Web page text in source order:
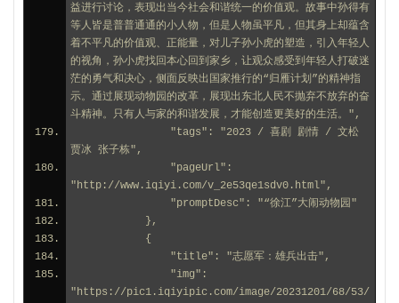
益进行讨论，表现出当今社会和谐统一的价值观。故事中孙得有
等人皆是普普通通的小人物，但是人物虽平凡，但其身上却蕴含
着不平凡的价值观、正能量，对儿子孙小虎的塑造，引入年轻人
的视角，孙小虎找回本心回到家乡，让观众感受到年轻人打破迷
茫的勇气和决心，侧面反映出国家推行的“归雁计划”的精神指
示。通过展现动物园的改革，展现出东北人民不抛弃不放弃的奋
斗精神。只有人与家的和谐发展，才能创造更美好的生活。",
贾冰 张子栋",
"http://www.iqiyi.com/v_2e53qe1sdv0.html",
                "promptDesc": "“徐江”大闹动物园"
            },
            {
                "title": "志愿军：雄兵出击",
"https://pic1.iqiyipic.com/image/20231201/68/53/